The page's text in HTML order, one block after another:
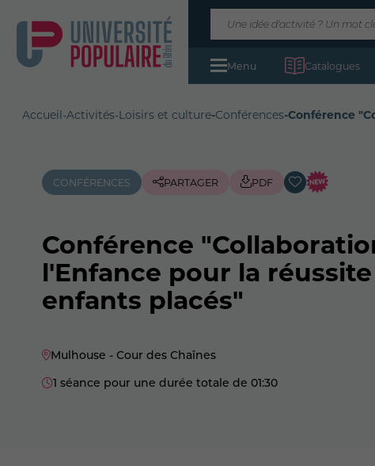
Menu Catalogues
Accueil-Activités-Loisirs et culture-Conférences-Conférence
CONFÉRENCES PARTAGER PDF
Conférence
l'Enfance pour la
enfants placés"
Mulhouse - Cour des Chaînes
1 séance pour une durée totale de 01:30